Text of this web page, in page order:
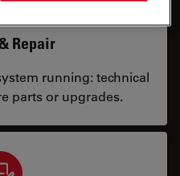
Repair
running: technical
parts or upgrades.